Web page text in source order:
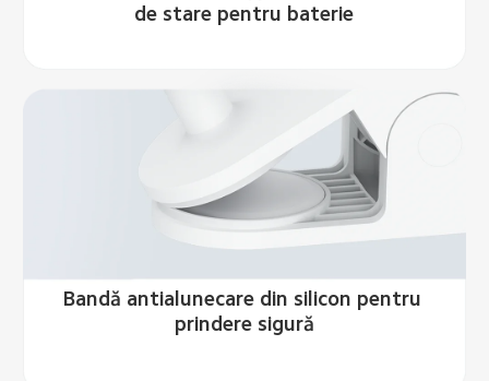
de stare pentru baterie
Bandă antialunecare din silicon pentru
prindere sigură